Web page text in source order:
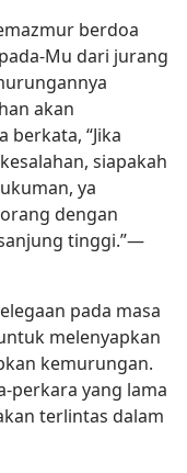
berdoa
Mu dari jurang
akan
berkata, “Jika
siapakah
ya
dengan
tinggi.”​—
pada masa
melenyapkan
kemurungan.
perkara yang lama
terlintas dalam